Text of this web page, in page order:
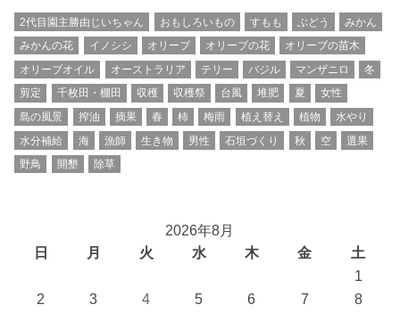
2代目園主勝由じいちゃん おもしろいもの すもも ぶどう
みかん
みかんの花
イノシシ オリーブ オリーブの花
オリーブの苗木
オリーブオイル
オーストラリア テリー バジル マンザニロ
冬
剪定
千枚田・棚田 収穫 収穫祭 台風 堆肥 夏
女性
島の風景
搾油 摘果 春 柿 梅雨 植え替え 植物
水やり
水分補給
海 漁師 生き物 男性 石垣づくり 秋 空
選果
野鳥
開墾 除草
2026年8月
日
月 火 水 木 金 土
1
2
3 4 5 6 7
8